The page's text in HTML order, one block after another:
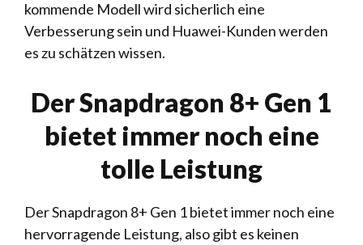
kommende Modell wird sicherlich eine
Verbesserung sein und Huawei-Kunden werden
es zu schätzen wissen.
Der Snapdragon 8+ Gen 1
bietet immer noch eine
tolle Leistung
Der Snapdragon 8+ Gen 1 bietet immer noch eine
hervorragende Leistung, also gibt es keinen